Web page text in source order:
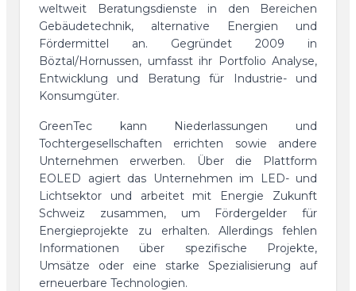
weltweit Beratungsdienste in den Bereichen
Gebäudetechnik, alternative Energien und
Fördermittel an. Gegründet 2009 in
Böztal/Hornussen, umfasst ihr Portfolio Analyse,
Entwicklung und Beratung für Industrie- und
Konsumgüter.
GreenTec kann Niederlassungen und
Tochtergesellschaften errichten sowie andere
Unternehmen erwerben. Über die Plattform
EOLED agiert das Unternehmen im LED- und
Lichtsektor und arbeitet mit Energie Zukunft
Schweiz zusammen, um Fördergelder für
Energieprojekte zu erhalten. Allerdings fehlen
Informationen über spezifische Projekte,
Umsätze oder eine starke Spezialisierung auf
erneuerbare Technologien.